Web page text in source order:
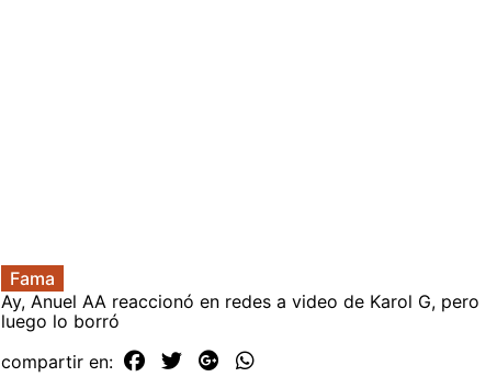
Fama
Ay, Anuel AA reaccionó en redes a video de Karol G, pero
luego lo borró
compartir en: